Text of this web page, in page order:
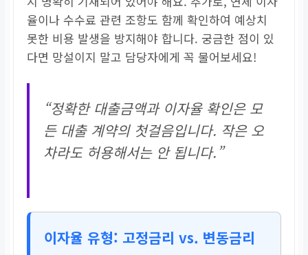
율이나 수수료 관련 조항도 함께 확인하여 예상치
못한 비용 발생을 방지해야 합니다. 궁금한 점이 있
다면 망설이지 말고 담당자에게 꼭 물어보세요!
“정확한 대출금액과 이자율 확인은 모
든 대출 계약의 첫걸음입니다. 작은 오
차라도 허용해서는 안 됩니다.”
이자율 유형: 고정금리 vs. 변동금리